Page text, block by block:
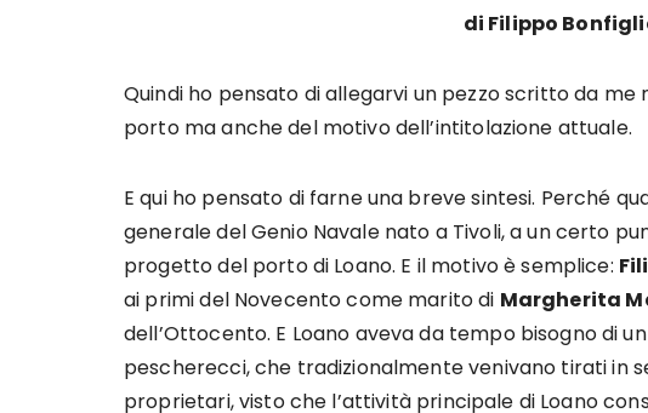
di Filippo
Quindi ho pensato di allegarvi un pezzo scritto da me
porto ma anche del motivo dell’intitolazione attuale.
E qui ho pensato di farne una breve sintesi. Perché
generale del Genio Navale nato a Tivoli, a un certo
progetto del porto di Loano. E il motivo è semplice:
ai primi del Novecento come marito di Margherita
dell’Ottocento. E Loano aveva da tempo bisogno di
pescherecci, che tradizionalmente venivano tirati in
proprietari, visto che l’attività principale di Loano